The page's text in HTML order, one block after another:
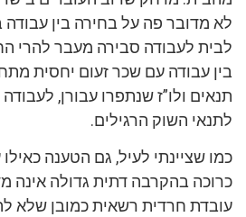
לא מדובר פה על בחירה בין
לבית לעבודה סבירה מעבר להרי
בין עבודה עם שכר זעום יחסית
תנאים ולו”ז שנתפרו עבורן,
לתנאי השוק הרגילים.
כמו שציינתי לעיל, גם הטענה
כרוכה בהקרבה דתית גדולה אינה
עובדת חרדית רשאית כמובן שלא